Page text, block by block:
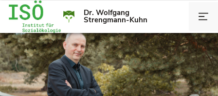
Dr. Wolfgang
Strengmann-Kuhn